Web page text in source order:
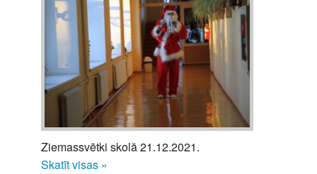
Ziemassvētki skolā 21.12.2021.
Skatīt visas »